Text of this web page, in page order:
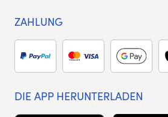
ZAHLUNG
DIE APP HERUNTERLADEN